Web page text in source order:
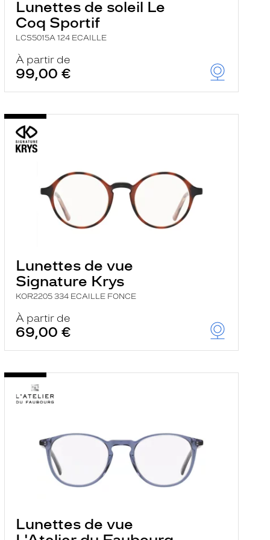
Lunettes de soleil Le
Coq Sportif
LCS5015A 124 ECAILLE
À partir de
99,00 €
Lunettes de vue
Signature Krys
KOR2205 334 ECAILLE FONCE
À partir de
69,00 €
Lunettes de vue